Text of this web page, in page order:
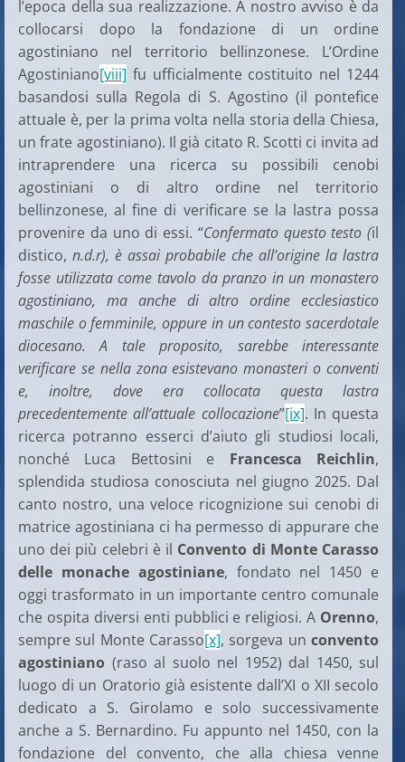
l’epoca della sua realizzazione. A nostro avviso è da
collocarsi dopo la fondazione di un ordine
agostiniano nel territorio bellinzonese. L’Ordine
Agostiniano[viii] fu ufficialmente costituito nel 1244
basandosi sulla Regola di S. Agostino (il pontefice
attuale è, per la prima volta nella storia della Chiesa,
un frate agostiniano). Il già citato R. Scotti ci invita ad
intraprendere una ricerca su possibili cenobi
agostiniani o di altro ordine nel territorio
bellinzonese, al fine di verificare se la lastra possa
provenire da uno di essi. “Confermato questo testo (il
distico, n.d.r), è assai probabile che all’origine la lastra
fosse utilizzata come tavolo da pranzo in un monastero
agostiniano, ma anche di altro ordine ecclesiastico
maschile o femminile, oppure in un contesto sacerdotale
diocesano. A tale proposito, sarebbe interessante
verificare se nella zona esistevano monasteri o conventi
e, inoltre, dove era collocata questa lastra
precedentemente all’attuale collocazione”[ix]. In questa
ricerca potranno esserci d’aiuto gli studiosi locali,
nonché Luca Bettosini e Francesca Reichlin,
splendida studiosa conosciuta nel giugno 2025. Dal
canto nostro, una veloce ricognizione sui cenobi di
matrice agostiniana ci ha permesso di appurare che
uno dei più celebri è il Convento di Monte Carasso
delle monache agostiniane, fondato nel 1450 e
oggi trasformato in un importante centro comunale
che ospita diversi enti pubblici e religiosi. A Orenno,
sempre sul Monte Carasso[x], sorgeva unconvento
agostiniano (raso al suolo nel 1952) dal 1450, sul
luogo di un Oratorio già esistente dall’XI o XII secolo
dedicato a S. Girolamo e solo successivamente
anche a S. Bernardino. Fu appunto nel 1450, con la
fondazione del convento, che alla chiesa venne